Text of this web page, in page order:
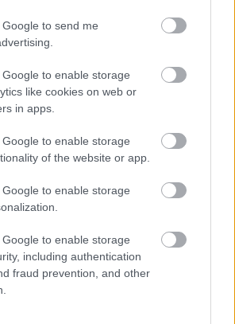
to send me
to enable storage
like cookies on web or
in apps.
to enable storage
of the website or app.
to enable storage
to enable storage
including authentication
fraud prevention, and other
αλυσίδα εφοδιασμού
το δημοφιλές
με 127 εκατ.